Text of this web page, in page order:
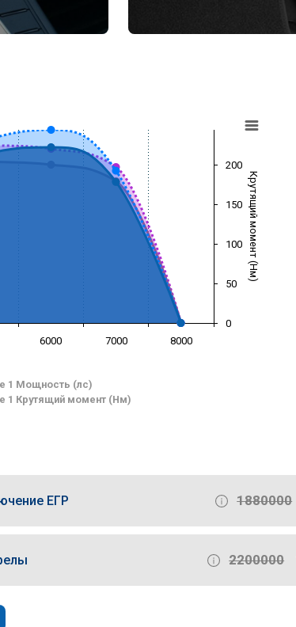
Крутящий момент (Нм)
1 Мощность (лс)
1 Крутящий момент (Нм)
6000 7000 8000
0
50
100
150
200
ЕГР 1880000
2200000